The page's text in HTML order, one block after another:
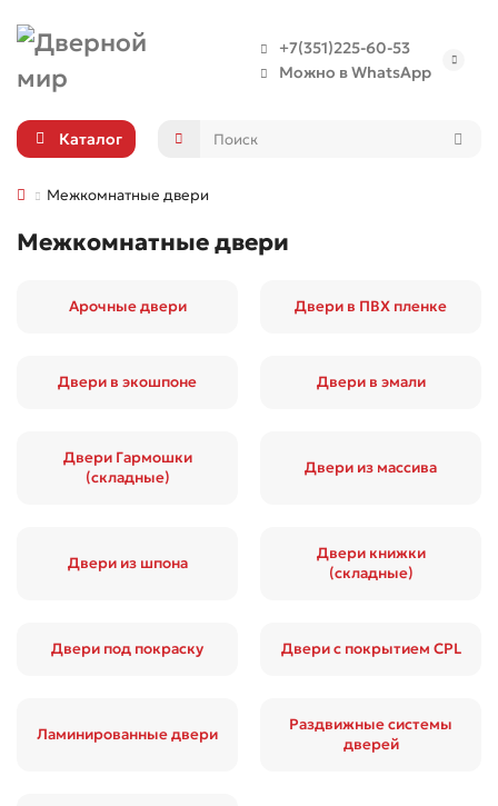
+7(351)225-60-53
Можно в WhatsApp
Каталог
Межкомнатные двери
Межкомнатные двери
Арочные двери Двери в ПВХ пленке
Двери в экошпоне Двери в эмали
Двери Гармошки
(складные)
Двери из массива
Двери из шпона
Двери книжки
(складные)
Двери под покраску Двери с покрытием CPL
Ламинированные двери
Раздвижные системы
дверей